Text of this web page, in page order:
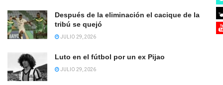
Después de la eliminación el cacique de la
tribú se quejó
JULIO 29, 2026
Luto en el fútbol por un ex Pijao
JULIO 29, 2026